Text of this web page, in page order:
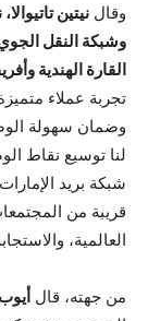
وقال نيتين
وشبكة النقل
القارة الهندية
تجربة عملاء
وضمان سهولة
لنا توسيع نقاط
شبكة بريد
قريبة من
العالمية،
من جهته، قال